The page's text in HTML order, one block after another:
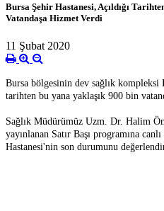
Bursa Şehir Hastanesi, Açıldığı
Vatandaşa Hizmet Verdi
11 Şubat 2020
Bursa bölgesinin dev sağlık kompleksi
tarihten bu yana yaklaşık 900 bin
Sağlık Müdürümüz Uzm. Dr. Halim
yayınlanan Satır Başı programına
Hastanesi'nin son durumunu